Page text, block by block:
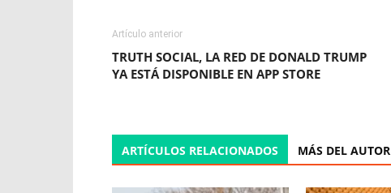
Artículo anterior
TRUTH SOCIAL, LA RED DE DONALD TRUMP
YA ESTÁ DISPONIBLE EN APP STORE
ARTÍCULOS RELACIONADOS MÁS DEL AUTOR